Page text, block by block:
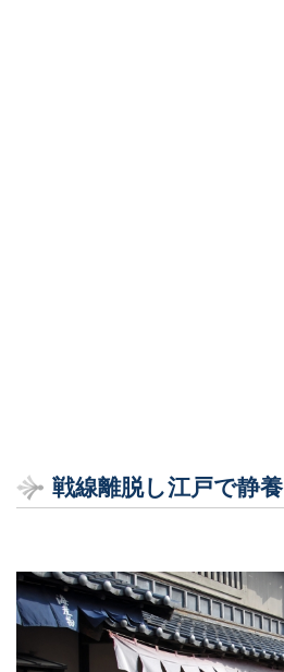
戦線離脱し江戸で静養